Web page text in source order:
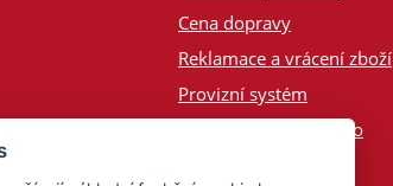
Cena dopravy
Reklamace a vrácení zboží
Provizní systém
Odeslání na Slovensko